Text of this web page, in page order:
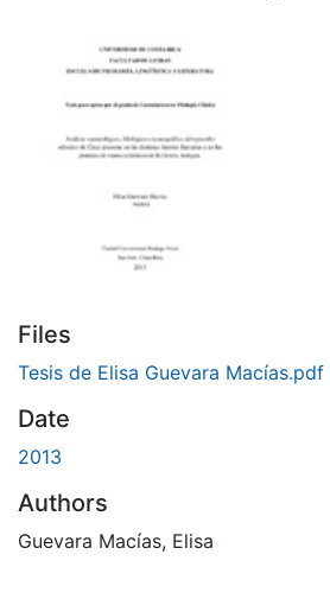
Files
Tesis de Elisa Guevara Macías.pdf
Date
2013
Authors
Guevara Macías, Elisa